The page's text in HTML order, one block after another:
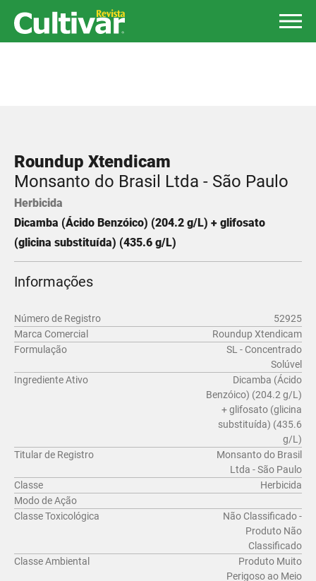
Roundup Xtendicam
Monsanto do Brasil Ltda - São Paulo
Herbicida
Dicamba (Ácido Benzóico) (204.2 g/L) + glifosato
(glicina substituída) (435.6 g/L)
Informações
Número de Registro
52925
Marca Comercial
Roundup Xtendicam
Formulação
SL - Concentrado
Solúvel
Ingrediente Ativo
Dicamba (Ácido
Benzóico) (204.2 g/L)
+ glifosato (glicina
substituída) (435.6
g/L)
Titular de Registro
Monsanto do Brasil
Ltda - São Paulo
Classe
Herbicida
Modo de Ação
Classe Toxicológica
Não Classificado -
Produto Não
Classificado
Classe Ambiental
Produto Muito
Perigoso ao Meio